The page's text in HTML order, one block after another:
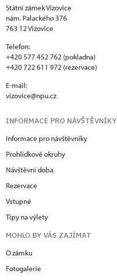
Státní zámek Vizovice
nám. Palackého 376
763 12 Vizovice
Telefon:
+420 577 452 762 (pokladna)
+420 722 611 972 (rezervace)
E-mail:
vizovice@npu.cz
INFORMACE PRO NÁVŠTĚVNÍKY
Informace pro návštěvníky
Prohlídkové okruhy
Návštěvní doba
Rezervace
Vstupné
Tipy na výlety
MOHLO BY VÁS ZAJÍMAT
O zámku
Fotogalerie